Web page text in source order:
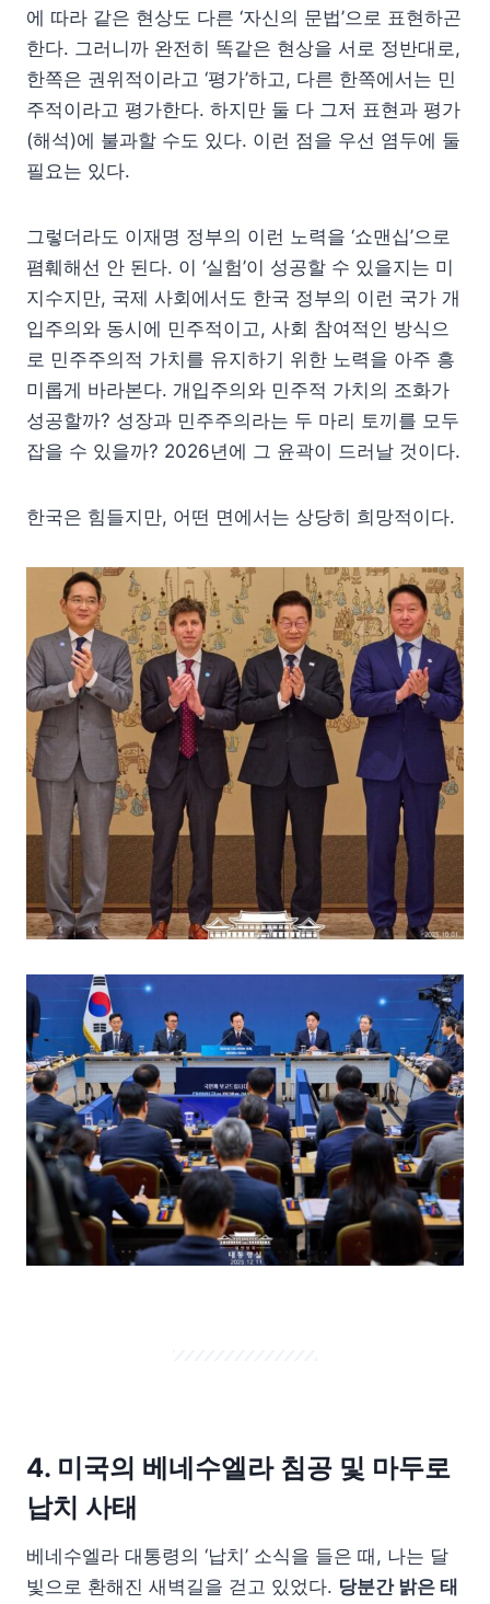
에 따라 같은 현상도 다른 ‘자신의 문법’으로 표현하곤
한다. 그러니까 완전히 똑같은 현상을 서로 정반대로,
한쪽은 권위적이라고 ‘평가’하고, 다른 한쪽에서는 민
주적이라고 평가한다. 하지만 둘 다 그저 표현과 평가
(해석)에 불과할 수도 있다. 이런 점을 우선 염두에 둘
필요는 있다.
그렇더라도 이재명 정부의 이런 노력을 ‘쇼맨십’으로
폄훼해선 안 된다. 이 ‘실험’이 성공할 수 있을지는 미
지수지만, 국제 사회에서도 한국 정부의 이런 국가 개
입주의와 동시에 민주적이고, 사회 참여적인 방식으
로 민주주의적 가치를 유지하기 위한 노력을 아주 흥
미롭게 바라본다. 개입주의와 민주적 가치의 조화가
성공할까? 성장과 민주주의라는 두 마리 토끼를 모두
잡을 수 있을까? 2026년에 그 윤곽이 드러날 것이다.
한국은 힘들지만, 어떤 면에서는 상당히 희망적이다.
4. 미국의 베네수엘라 침공 및 마두로
납치 사태
베네수엘라 대통령의 ‘납치’ 소식을 들은 때, 나는 달
빛으로 환해진 새벽길을 걷고 있었다. 당분간 밝은 태